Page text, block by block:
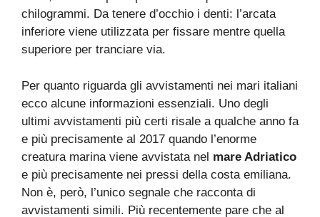
chilogrammi. Da tenere d’occhio i denti: l’arcata
inferiore viene utilizzata per fissare mentre quella
superiore per tranciare via.
Per quanto riguarda gli avvistamenti nei mari italiani
ecco alcune informazioni essenziali. Uno degli
ultimi avvistamenti più certi risale a qualche anno fa
e più precisamente al 2017 quando l’enorme
creatura marina viene avvistata nel mare Adriatico
e più precisamente nei pressi della costa emiliana.
Non è, però, l’unico segnale che racconta di
avvistamenti simili. Più recentemente pare che al